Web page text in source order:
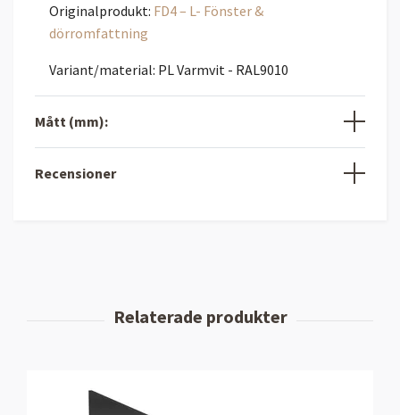
Originalprodukt: FD4 – L- Fönster &
dörromfattning
Variant/material: PL Varmvit - RAL9010
Mått (mm):
Recensioner